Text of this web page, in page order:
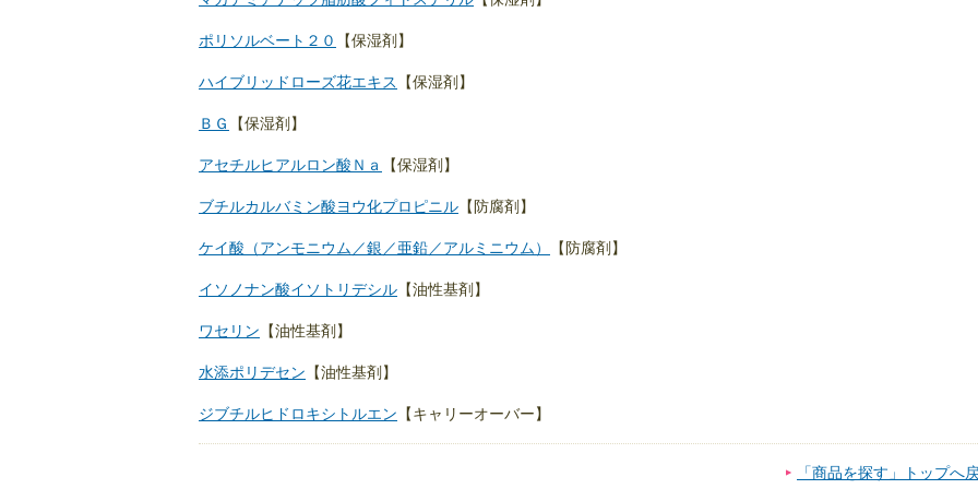
ポリソルベート２０ 【保湿剤】
ハイブリッドローズ花エキス 【保湿剤】
ＢＧ 【保湿剤】
アセチルヒアルロン酸Ｎａ 【保湿剤】
ブチルカルバミン酸ヨウ化プロピニル 【防腐剤】
ケイ酸（アンモニウム／銀／亜鉛／アルミニウム） 【防腐剤】
イソノナン酸イソトリデシル 【油性基剤】
ワセリン 【油性基剤】
水添ポリデセン 【油性基剤】
ジブチルヒドロキシトルエン 【キャリーオーバー】
「商品を探す」トップへ